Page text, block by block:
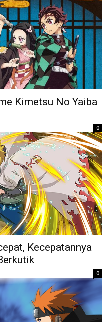
Kimetsu No Yaiba
0
Kecepatannya
0